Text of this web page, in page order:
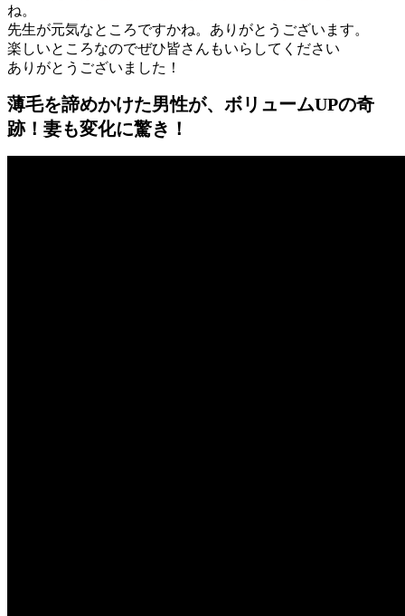
ね。
先生が元気なところですかね。ありがとうございます。
楽しいところなのでぜひ皆さんもいらしてください
ありがとうございました！
薄毛を諦めかけた男性が、ボリュームUPの奇
跡！妻も変化に驚き！